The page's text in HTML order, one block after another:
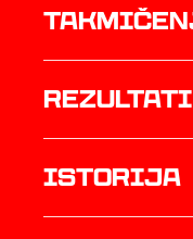
rezultati
istorija